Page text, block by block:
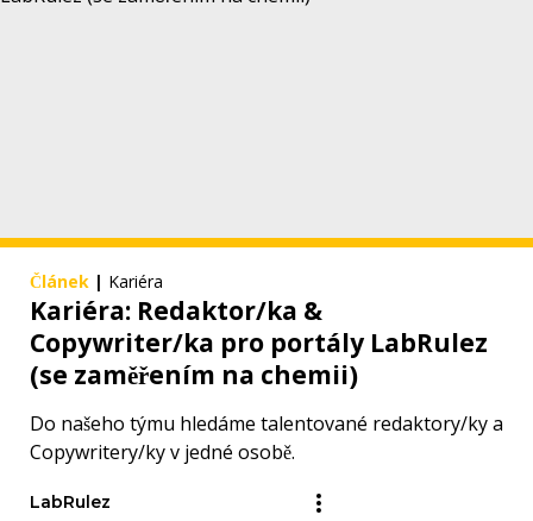
Článek | Kariéra
Kariéra: Redaktor/ka &
Copywriter/ka pro portály LabRulez
(se zaměřením na chemii)
Do našeho týmu hledáme talentované redaktory/ky a
Copywritery/ky v jedné osobě.
LabRulez